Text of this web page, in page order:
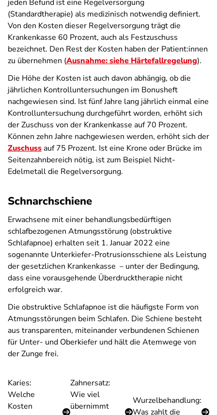
jeden Befund ist eine Regelversorgung
(Standardtherapie) als medizinisch notwendig definiert.
Von den Kosten dieser Regelversorgung trägt die
Krankenkasse 60 Prozent, auch als Festzuschuss
bezeichnet. Den Rest der Kosten haben der Patient:innen
zu übernehmen (Ausnahme: siehe Härtefallregelung).
Die Höhe der Kosten ist auch davon abhängig, ob die
jährlichen Kontrolluntersuchungen im Bonusheft
nachgewiesen sind. Ist fünf Jahre lang jährlich einmal eine
Kontrolluntersuchung durchgeführt worden, erhöht sich
der Zuschuss von der Krankenkasse auf 70 Prozent.
Können zehn Jahre nachgewiesen werden, erhöht sich der
Zuschussauf 75 Prozent. Ist eine Krone oder Brücke im
Seitenzahnbereich nötig, ist zum Beispiel Nicht-
Edelmetall die Regelversorgung.
Schnarchschiene
Erwachsene mit einer behandlungsbedürftigen
schlafbezogenen Atmungsstörung (obstruktive
Schlafapnoe) erhalten seit 1. Januar 2022 eine
sogenannte Unterkiefer-Protrusionsschiene als Leistung
der gesetzlichen Krankenkasse – unter der Bedingung,
dass eine vorausgehende Überdrucktherapie nicht
erfolgreich war.
Die obstruktive Schlafapnoe ist die häufigste Form von
Atmungsstörungen beim Schlafen. Die Schiene besteht
aus transparenten, miteinander verbundenen Schienen
für Unter- und Oberkiefer und hält die Atemwege von
der Zunge frei.
Karies:
Welche
Kosten
Zahnersatz:
Wie viel
übernimmt
Wurzelbehandlung:
Was zahlt die